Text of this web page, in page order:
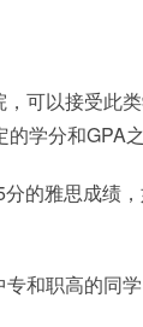
可以接受此
学分和GPA
的雅思成绩
和职高的同